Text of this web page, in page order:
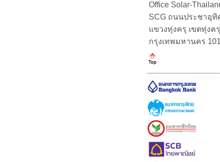
Office Solar-
SCG ถนนประชาอุทิ
แขวงทุ่งครุ เขตทุ่งครุ
กรุงเทพมหานคร